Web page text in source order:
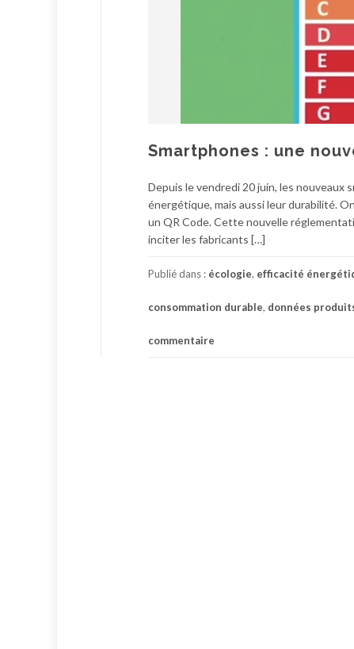
Smartphones : une
Depuis le vendredi 20 juin, les
énergétique, mais aussi leur durabilité.
un QR Code. Cette nouvelle
inciter les fabricants […]
Publié dans : écologie, efficacité
consommation durable, données
commentaire